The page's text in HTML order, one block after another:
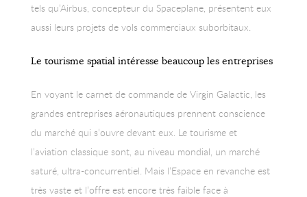
tels qu’Airbus, concepteur du Spaceplane, présentent eux
aussi leurs projets de vols commerciaux suborbitaux.
Le tourisme spatial intéresse beaucoup les entreprises
En voyant le carnet de commande de Virgin Galactic, les
grandes entreprises aéronautiques prennent conscience
du marché qui s’ouvre devant eux. Le tourisme et
l’aviation classique sont, au niveau mondial, un marché
saturé, ultra-concurrentiel. Mais l’Espace en revanche est
très vaste et l’offre est encore très faible face à